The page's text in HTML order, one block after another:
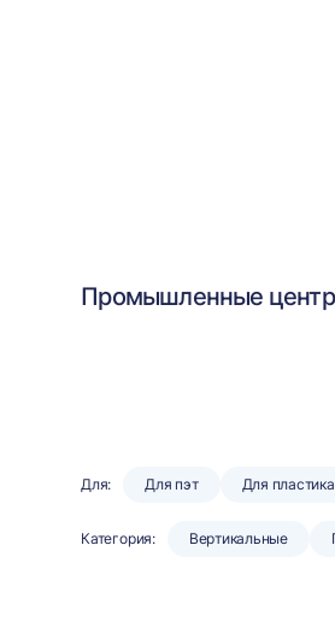
Промышленные
Для: Для пэт Для пластика
Категория: Вертикальные